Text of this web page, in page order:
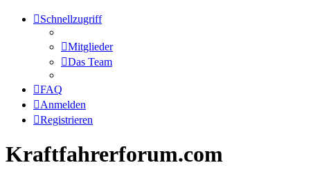
Schnellzugriff
Mitglieder
Das Team
FAQ
Anmelden
Registrieren
Kraftfahrerforum.com